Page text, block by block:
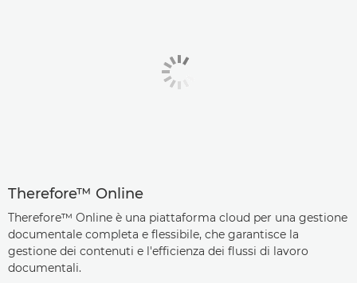
Therefore™ Online
Therefore™ Online è una piattaforma cloud per una gestione
documentale completa e flessibile, che garantisce la
gestione dei contenuti e l'efficienza dei flussi di lavoro
documentali.